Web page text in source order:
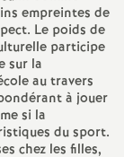
m
e
n
empreintes de
Le poids de
participe
sur la
au travers
à jouer
si la
du sport.
chez les filles,